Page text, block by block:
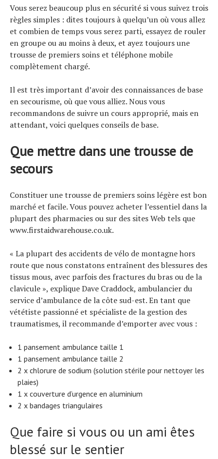
Vous serez beaucoup plus en sécurité si vous suivez trois
règles simples : dites toujours à quelqu’un où vous allez
et combien de temps vous serez parti, essayez de rouler
en groupe ou au moins à deux, et ayez toujours une
trousse de premiers soins et téléphone mobile
complètement chargé.
Il est très important d’avoir des connaissances de base
en secourisme, où que vous alliez. Nous vous
recommandons de suivre un cours approprié, mais en
attendant, voici quelques conseils de base.
Que mettre dans une trousse de
secours
Constituer une trousse de premiers soins légère est bon
marché et facile. Vous pouvez acheter l’essentiel dans la
plupart des pharmacies ou sur des sites Web tels que
www.firstaidwarehouse.co.uk.
« La plupart des accidents de vélo de montagne hors
route que nous constatons entraînent des blessures des
tissus mous, avec parfois des fractures du bras ou de la
clavicule », explique Dave Craddock, ambulancier du
service d’ambulance de la côte sud-est. En tant que
vététiste passionné et spécialiste de la gestion des
traumatismes, il recommande d’emporter avec vous :
1 pansement ambulance taille 1
1 pansement ambulance taille 2
2 x chlorure de sodium (solution stérile pour nettoyer les
plaies)
1 x couverture d’urgence en aluminium
2 x bandages triangulaires
Que faire si vous ou un ami êtes
blessé sur le sentier